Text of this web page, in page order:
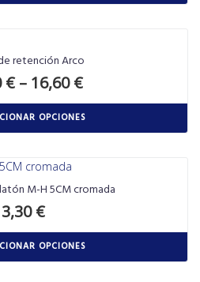
retención Arco
€– 16,60€
OPCIONES
M-H 5CM cromada
3,30€
OPCIONES